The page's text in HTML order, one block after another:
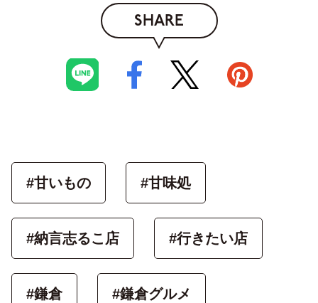
SHARE
#甘いもの #甘味処
#納言志るこ店 #行きたい店
#鎌倉 #鎌倉グルメ